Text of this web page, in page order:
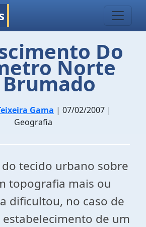
Do
Norte
Gama | 07/02/2007 |
Geografia
tecido urbano sobre
topografia mais ou
dificultou, no caso de
de um